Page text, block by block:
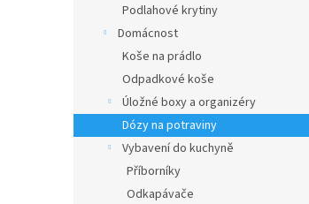
Podlahové krytiny
Domácnost
Koše na prádlo
Odpadkové koše
Úložné boxy a organizéry
Dózy na potraviny
Vybavení do kuchyně
Příborníky
Odkapávače